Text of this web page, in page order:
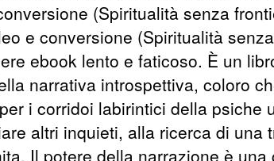
(Spiritualità senza
e conversione (Spiritualità senza
ebook lento e faticoso. È un
narrativa introspettiva, coloro
i corridoi labirintici della psiche
altri inquieti, alla ricerca di una
Il potere della narrazione è una